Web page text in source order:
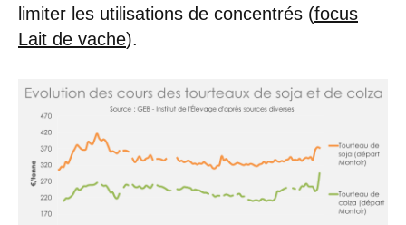
limiter les utilisations de concentrés (focus
Lait de vache).